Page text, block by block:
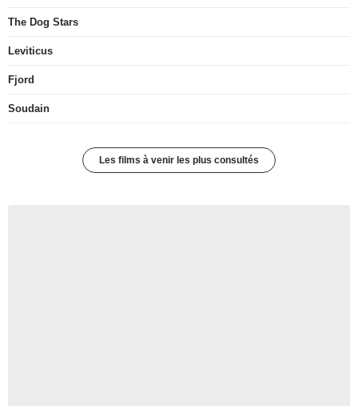
The Dog Stars
Leviticus
Fjord
Soudain
Les films à venir les plus consultés